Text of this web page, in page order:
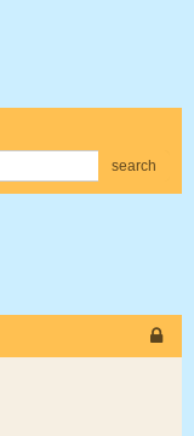
search